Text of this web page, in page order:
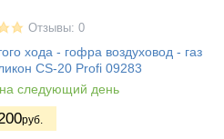
Отзывы: 0
хода - гофра воздуховод - газ
CS-20 Profi 09283
на следующий день
руб.